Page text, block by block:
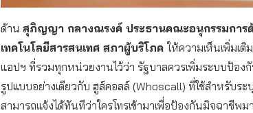
ด้าน สุภิญญา กลางณรงค์ ประธานคณะอนุกรรมการ
เทคโนโลยีสารสนเทศ สภาผู้บริโภคให้ความเห็นเพิ่มเ
แอปฯ ที่รวมทุกหน่วยงานไว้ว่า รัฐบาลควรเพิ่มระบบป้อง
รูปแบบอย่างเดียวกับ ฮูส์คอลล์ (Whoscall) ที่ใช้สำหรับระ
สามารถแจ้งได้ทันทีว่าใครโทรเข้ามาเพื่อป้องกันมิจฉาชีพ